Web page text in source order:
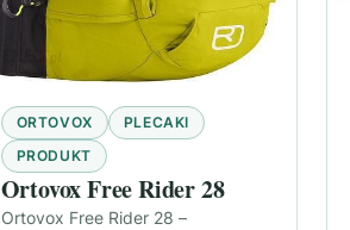
ORTOVOX
PLECAKI
PRODUKT
Ortovox Free Rider 28
Ortovox Free Rider 28 –